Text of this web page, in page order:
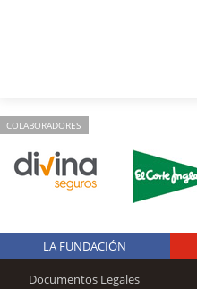
COLABORADORES
LA FUNDACIÓN
Documentos Legales